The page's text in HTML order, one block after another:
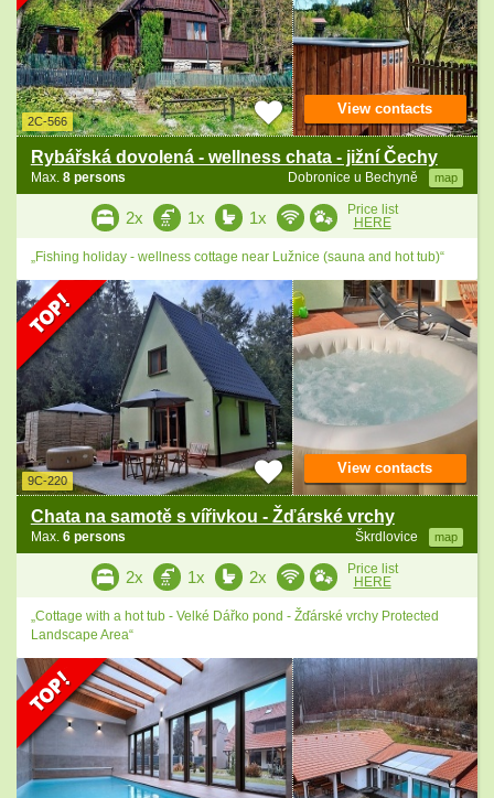
2C-566
Rybářská dovolená - wellness chata - jižní Čechy
Dobronice u Bechyně map
Max. 8 persons
View contacts
2x 1x 1x
Price list
HERE
„Fishing holiday - wellness cottage near Lužnice (sauna and hot tub)“
9C-220
Chata na samotě s vířivkou - Žďárské vrchy
Škrdlovice map
Max. 6 persons
View contacts
2x 1x 2x
Price list
HERE
„Cottage with a hot tub - Velké Dářko pond - Žďárské vrchy Protected
Landscape Area“